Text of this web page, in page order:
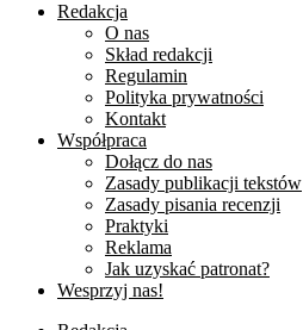
Redakcja
O nas
Skład redakcji
Regulamin
Polityka prywatności
Kontakt
Współpraca
Dołącz do nas
Zasady publikacji tekstów
Zasady pisania recenzji
Praktyki
Reklama
Jak uzyskać patronat?
Wesprzyj nas!